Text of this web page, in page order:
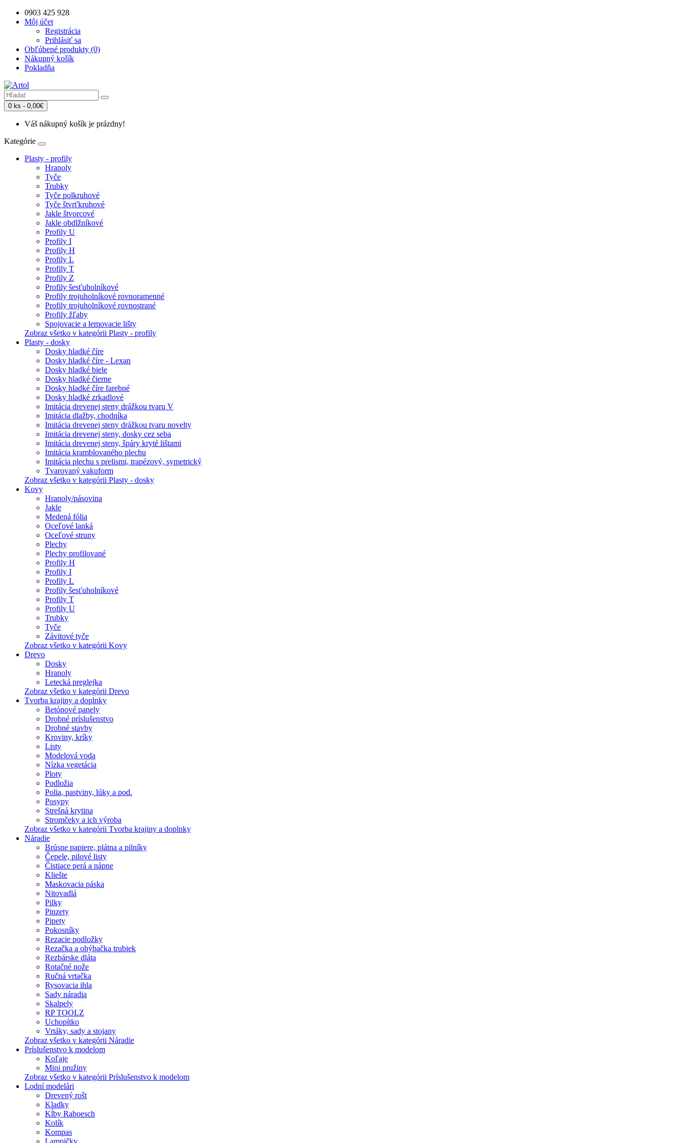
0903 425 928
Môj účet
Registrácia
Prihlásiť sa
Obľúbené produkty (0)
Nákupný košík
Pokladňa
0 ks - 0,00€
Váš nákupný košík je prázdny!
Kategórie
Plasty - profily
Hranoly
Tyče
Trubky
Tyče polkruhové
Tyče štvrťkruhové
Jakle štvorcové
Jakle obdlžníkové
Profily U
Profily I
Profily H
Profily L
Profily T
Profily Z
Profily šesťuholníkové
Profily trojuholníkové rovnoramenné
Profily trojuholníkové rovnostrané
Profily žľaby
Spojovacie a lemovacie lišty
Zobraz všetko v kategórii Plasty - profily
Plasty - dosky
Dosky hladké číre
Dosky hladké číre - Lexan
Dosky hladké biele
Dosky hladké čierne
Dosky hladké číre farebné
Dosky hladké zrkadlové
Imitácia drevenej steny drážkou tvaru V
Imitácia dlažby, chodníka
Imitácia drevenej steny drážkou tvaru novelty
Imitácia drevenej steny, dosky cez seba
Imitácia drevenej steny, špáry kryté lištami
Imitácia kramblovaného plechu
Imitácia plechu s prelismi, trapézový, symetrický
Tvarovaný vakuform
Zobraz všetko v kategórii Plasty - dosky
Kovy
Hranoly/pásovina
Jakle
Medená fólia
Oceľové lanká
Oceľové struny
Plechy
Plechy profilované
Profily H
Profily I
Profily L
Profily šesťuholníkové
Profily T
Profily U
Trubky
Tyče
Závitové tyče
Zobraz všetko v kategórii Kovy
Drevo
Dosky
Hranoly
Letecká preglejka
Zobraz všetko v kategórii Drevo
Tvorba krajiny a doplnky
Betónové panely
Drobné príslušenstvo
Drobné stavby
Kroviny, kríky
Listy
Modelová voda
Nízka vegetácia
Ploty
Podložia
Polia, pastviny, lúky a pod.
Posypy
Strešná krytina
Stromčeky a ich výroba
Zobraz všetko v kategórii Tvorba krajiny a doplnky
Náradie
Brúsne papiere, plátna a pilníky
Čepele, pilové listy
Čistiace perá a nápne
Kliešte
Maskovacia páska
Nitovadlá
Pilky
Pinzety
Pipety
Pokosníky
Rezacie podložky
Rezačka a ohýbačka trubiek
Rezbárske dláta
Rotačné nože
Ručná vrtačka
Rysovacia ihla
Sady náradia
Skalpely
RP TOOLZ
Uchopítko
Vrtáky, sady a stojany
Zobraz všetko v kategórii Náradie
Príslušenstvo k modelom
Koľaje
Mini pružiny
Zobraz všetko v kategórii Príslušenstvo k modelom
Lodní modelári
Drevený rošt
Kladky
Kĺby Raboesch
Kolík
Kompas
Lampičky